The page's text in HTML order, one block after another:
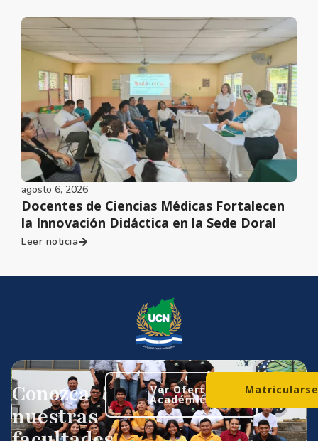
agosto 6, 2026
Docentes de Ciencias Médicas Fortalecen
la Innovación Didáctica en la Sede Doral
Leer noticia
Conozca
nuestras
Ver Oferta
Académica